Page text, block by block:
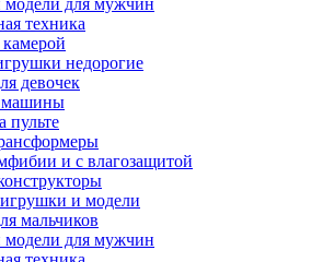
техника
недорогие
девочек
и с влагозащитой
и модели
мальчиков
для мужчин